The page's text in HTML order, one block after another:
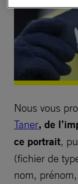
Nous vous
Taner, de
ce portrait,
(fichier de
nom,